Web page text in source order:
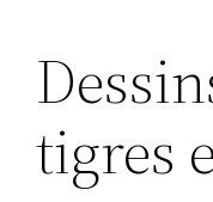
tigres